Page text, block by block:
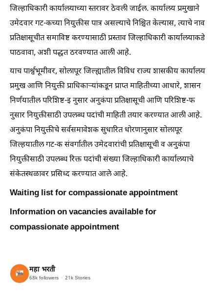
जिल्हाधिकारी कार्यालयाच्या स्तरावर ठेवली जाईल. कार्यालय प्रमुखाने
उमेदवार गट-कच्या नियुक्तीस पात्र असल्याचे निश्चित केल्यास, त्याचे नाव
प्रतिक्षासूचीत समाविष्ट करण्यासाठी प्रस्ताव जिल्हाधिकारी कार्यालयाकडे
पाठवावा, अशी पद्धत ठरवण्यात आली आहे.
याच पार्श्वभूमीवर, सोलापूर जिल्ह्यातील विविध राज्य शासकीय कार्यालय
प्रमुख आणि नियुक्ती प्राधिकाऱ्यांकडून प्राप्त माहितीच्या आधारे, शासन
निर्णयातील परिशिष्ट-इ नुसार अनुकंपा प्रतिक्षासूची आणि परिशिष्ट-फ
नुसार नियुक्तीसाठी उपलब्ध पदांची माहिती तयार करण्यात आली आहे.
अनुकंपा नियुक्तीचे सर्वसमावेशक सुधारित धोरणानुसार सोलापूर
जिल्हयातील गट-क संवर्गातील उमेदवारांची प्रतिक्षासूची व अनुकंपा
नियुक्तीसाठी उपलब्ध रिक्त पदांची संख्या जिल्हाधिकारी कार्यालयाचे
संकेतस्थळावर प्रसिध्द करण्यात आले आहे.
Waiting list for compassionate appointment
Information on vacancies available for
compassionate appointment
महा भरती
68k followers 21k Stories